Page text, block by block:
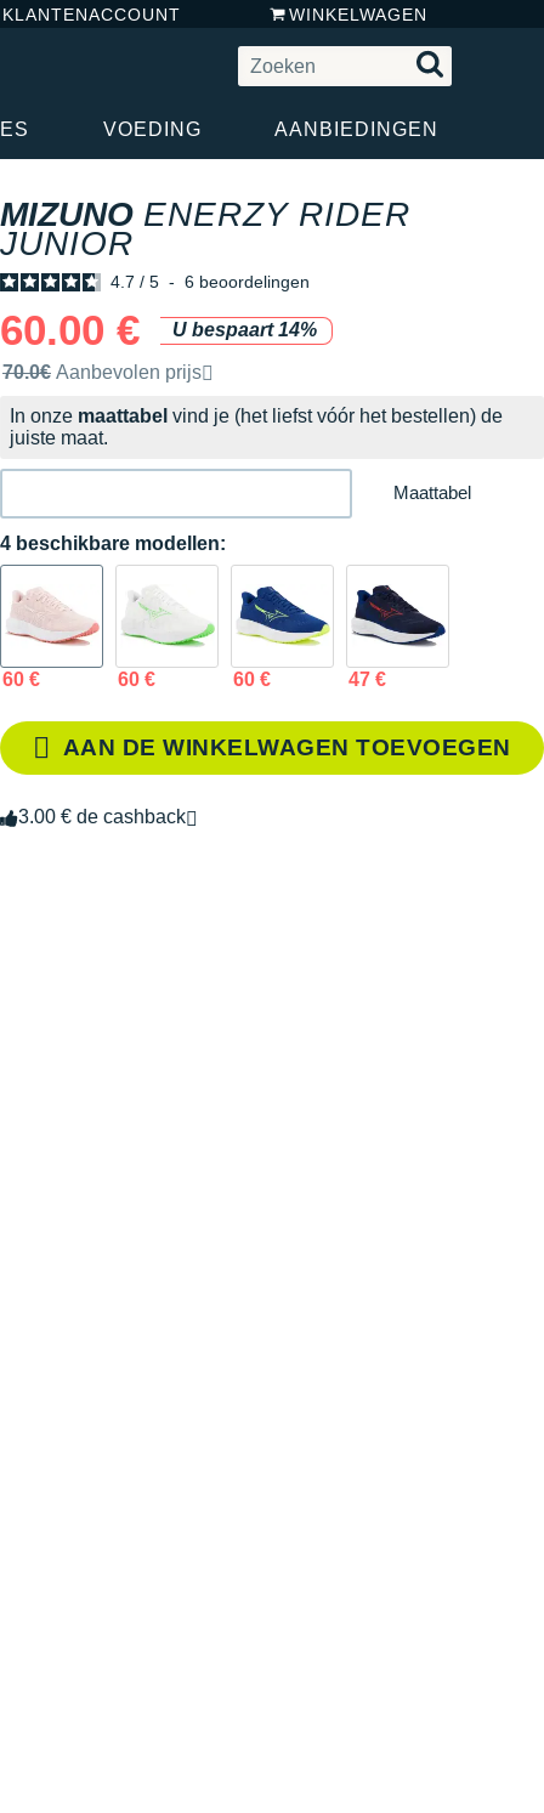
WINKELWAGEN
VOEDING AANBIEDINGEN
MIZUNO ENERZY RIDER
JUNIOR
4.7 / 5 - 6 beoordelingen
60.00 €
U bespaart 14%
Door het merk aanbevolen verkoopprijs
70.0€ Aanbevolen prijs
In onze maattabel vind je (het liefst vóór het bestellen) de
juiste maat.
Maattabel
4 beschikbare modellen:
60 € 60 € 60 € 47 €
AAN DE WINKELWAGEN TOEVOEGEN
3.00 € de cashback